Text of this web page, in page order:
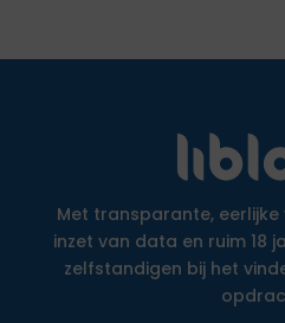
Met transparante,
inzet van data en ruim 18
zelfstandigen bij het